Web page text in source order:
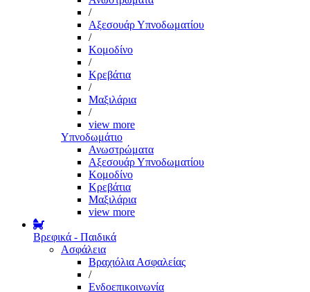
/
Αξεσουάρ Υπνοδωματίου
/
Κομοδίνο
/
Κρεβάτια
/
Μαξιλάρια
/
view more
Υπνοδωμάτιο
Ανωστρώματα
Αξεσουάρ Υπνοδωματίου
Κομοδίνο
Κρεβάτια
Μαξιλάρια
view more
Βρεφικά - Παιδικά
Ασφάλεια
Βραχιόλια Ασφαλείας
/
Ενδοεπικοινωνία